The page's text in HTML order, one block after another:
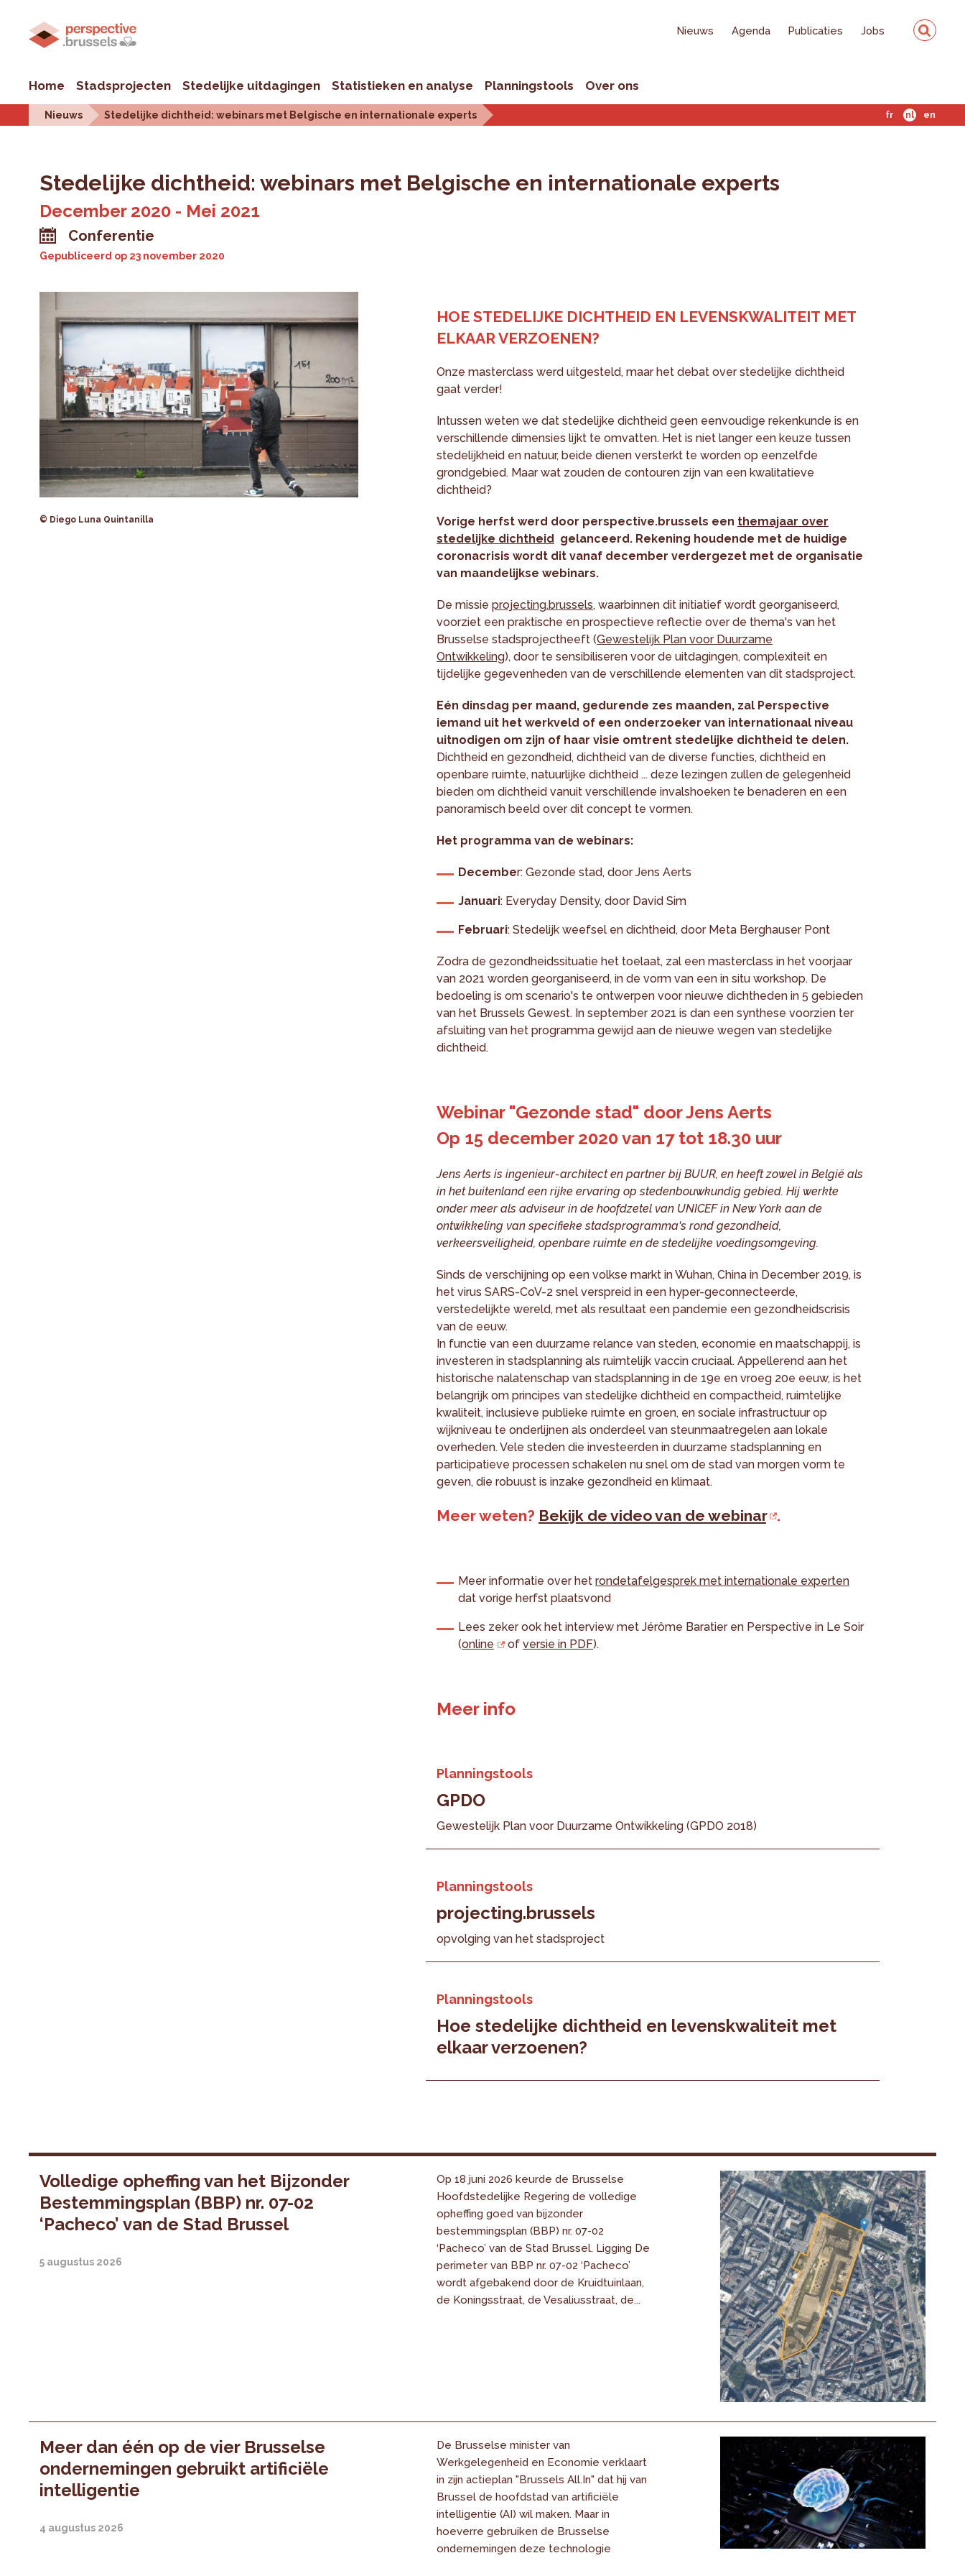
Nieuws Agenda Publicaties Jobs
Home Stadsprojecten Stedelijke uitdagingen Statistieken en analyse Planningstools Over ons
Nieuws Stedelijke dichtheid: webinars met Belgische en internationale experts fr nl en
Stedelijke dichtheid: webinars met Belgische en internationale experts
December 2020 - Mei 2021
Conferentie
Gepubliceerd op 23 november 2020
© Diego Luna Quintanilla
HOE STEDELIJKE DICHTHEID EN LEVENSKWALITEIT MET
ELKAAR VERZOENEN?
Onze masterclass werd uitgesteld, maar het debat over stedelijke dichtheid
gaat verder!
Intussen weten we dat stedelijke dichtheid geen eenvoudige rekenkunde is en
verschillende dimensies lijkt te omvatten. Het is niet langer een keuze tussen
stedelijkheid en natuur, beide dienen versterkt te worden op eenzelfde
grondgebied. Maar wat zouden de contouren zijn van een kwalitatieve
dichtheid?
Vorige herfst werd door perspective.brussels een themajaar over
stedelijke dichtheid gelanceerd. Rekening houdende met de huidige
coronacrisis wordt dit vanaf december verdergezet met de organisatie
van maandelijkse webinars.
De missieprojecting.brussels, waarbinnen dit initiatief wordt georganiseerd,
voorziet een praktische en prospectieve reflectie over de thema's van het
Brusselse stadsprojectheeft (Gewestelijk Plan voor Duurzame
Ontwikkeling), door te sensibiliseren voor de uitdagingen, complexiteit en
tijdelijke gegevenheden van de verschillende elementen van dit stadsproject.
Eén dinsdag per maand, gedurende zes maanden, zal Perspective
iemand uit het werkveld of een onderzoeker van internationaal niveau
uitnodigen om zijn of haar visie omtrent stedelijke dichtheid te delen.
Dichtheid en gezondheid, dichtheid van de diverse functies, dichtheid en
openbare ruimte, natuurlijke dichtheid ... deze lezingen zullen de gelegenheid
bieden om dichtheid vanuit verschillende invalshoeken te benaderen en een
panoramisch beeld over dit concept te vormen.
Het programma van de webinars:
December: Gezonde stad, door Jens Aerts
Januari: Everyday Density, door David Sim
Februari: Stedelijk weefsel en dichtheid, door Meta Berghauser Pont
Zodra de gezondheidssituatie het toelaat, zal een masterclass in het voorjaar
van 2021 worden georganiseerd, in de vorm van een in situ workshop. De
bedoeling is om scenario's te ontwerpen voor nieuwe dichtheden in 5 gebieden
van het Brussels Gewest. In september 2021 is dan een synthese voorzien ter
afsluiting van het programma gewijd aan de nieuwe wegen van stedelijke
dichtheid.
Webinar "Gezonde stad" door Jens Aerts
Op 15 december 2020 van 17 tot 18.30 uur
Jens Aerts is ingenieur-architect en partner bij BUUR, en heeft zowel in België als
in het buitenland een rijke ervaring op stedenbouwkundig gebied. Hij werkte
onder meer als adviseur in de hoofdzetel van UNICEF in New York aan de
ontwikkeling van specifieke stadsprogramma's rond gezondheid,
verkeersveiligheid, openbare ruimte en de stedelijke voedingsomgeving.
Sinds de verschijning op een volkse markt in Wuhan, China in December 2019, is
het virus SARS-CoV-2 snel verspreid in een hyper-geconnecteerde,
verstedelijkte wereld, met als resultaat een pandemie een gezondheidscrisis
van de eeuw.
In functie van een duurzame relance van steden, economie en maatschappij, is
investeren in stadsplanning als ruimtelijk vaccin cruciaal. Appellerend aan het
historische nalatenschap van stadsplanning in de 19e en vroeg 20e eeuw, is het
belangrijk om principes van stedelijke dichtheid en compactheid, ruimtelijke
kwaliteit, inclusieve publieke ruimte en groen, en sociale infrastructuur op
wijkniveau te onderlijnen als onderdeel van steunmaatregelen aan lokale
overheden. Vele steden die investeerden in duurzame stadsplanning en
participatieve processen schakelen nu snel om de stad van morgen vorm te
geven, die robuust is inzake gezondheid en klimaat.
Meer weten? Bekijk de video van de webinar .
Meer informatie over hetrondetafelgesprek met internationale experten
dat vorige herfst plaatsvond
Lees zeker ook het interview met Jérôme Baratier en Perspective in Le Soir
(online ofversie in PDF).
Meer info
Planningstools
GPDO
Gewestelijk Plan voor Duurzame Ontwikkeling (GPDO 2018)
Planningstools
projecting.brussels
opvolging van het stadsproject
Planningstools
Hoe stedelijke dichtheid en levenskwaliteit met
elkaar verzoenen?
Volledige opheffing van het Bijzonder
Bestemmingsplan (BBP) nr. 07-02
‘Pacheco’ van de Stad Brussel
5 augustus 2026
Op 18 juni 2026 keurde de Brusselse
Hoofdstedelijke Regering de volledige
opheffing goed van bijzonder
bestemmingsplan (BBP) nr. 07-02
‘Pacheco’ van de Stad Brussel. Ligging De
perimeter van BBP nr. 07-02 ‘Pacheco’
wordt afgebakend door de Kruidtuinlaan,
de Koningsstraat, de Vesaliusstraat, de...
Meer dan één op de vier Brusselse
ondernemingen gebruikt artificiële
intelligentie
4 augustus 2026
De Brusselse minister van
Werkgelegenheid en Economie verklaart
in zijn actieplan "Brussels All.In" dat hij van
Brussel de hoofdstad van artificiële
intelligentie (AI) wil maken. Maar in
hoeverre gebruiken de Brusselse
ondernemingen deze technologie